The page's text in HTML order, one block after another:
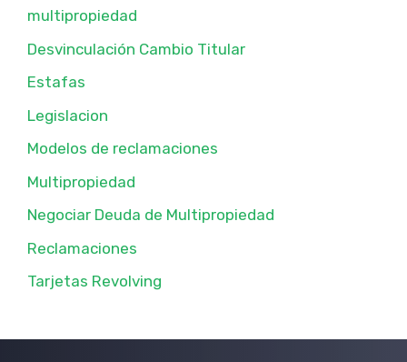
multipropiedad
Desvinculación Cambio Titular
Estafas
Legislacion
Modelos de reclamaciones
Multipropiedad
Negociar Deuda de Multipropiedad
Reclamaciones
Tarjetas Revolving